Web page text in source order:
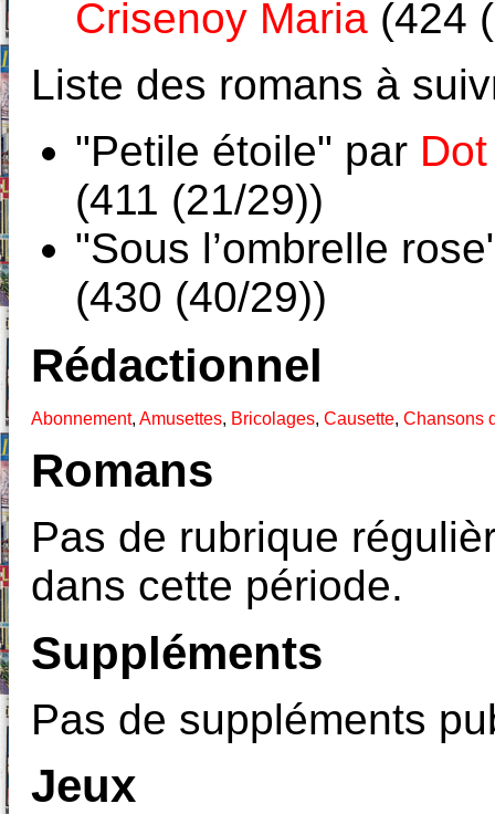
Crisenoy Maria (424
Liste des romans à
"Petile étoile" par
(411 (21/29))
"Sous l’ombrelle
(430 (40/29))
Rédactionnel
Abonnement, Amusettes, Bricolages, Causette, Chansons
Romans
Pas de rubrique
dans cette période.
Suppléments
Pas de suppléments
Jeux